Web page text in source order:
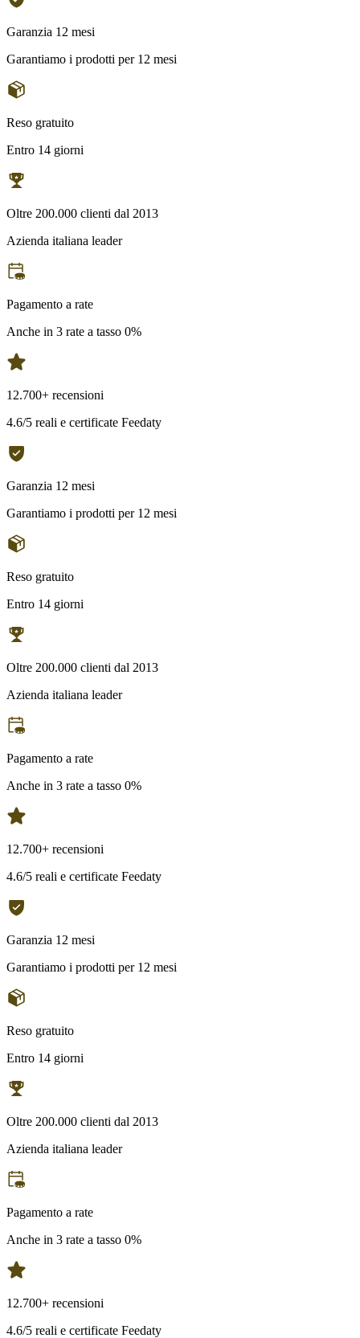
Garanzia 12 mesi
Garantiamo i prodotti per 12 mesi
Reso gratuito
Entro 14 giorni
Oltre 200.000 clienti dal 2013
Azienda italiana leader
Pagamento a rate
Anche in 3 rate a tasso 0%
12.700+ recensioni
4.6/5 reali e certificate Feedaty
Garanzia 12 mesi
Garantiamo i prodotti per 12 mesi
Reso gratuito
Entro 14 giorni
Oltre 200.000 clienti dal 2013
Azienda italiana leader
Pagamento a rate
Anche in 3 rate a tasso 0%
12.700+ recensioni
4.6/5 reali e certificate Feedaty
Garanzia 12 mesi
Garantiamo i prodotti per 12 mesi
Reso gratuito
Entro 14 giorni
Oltre 200.000 clienti dal 2013
Azienda italiana leader
Pagamento a rate
Anche in 3 rate a tasso 0%
12.700+ recensioni
4.6/5 reali e certificate Feedaty